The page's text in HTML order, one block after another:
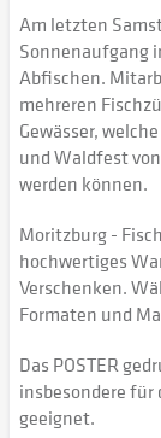
Am letzten
Sonnenaufgang
Abfischen.
mehreren
Gewässer,
und Waldfest
werden können.
Moritzburg -
hochwertiges
Verschenken.
Formaten und
Das POSTER
insbesondere
geeignet.